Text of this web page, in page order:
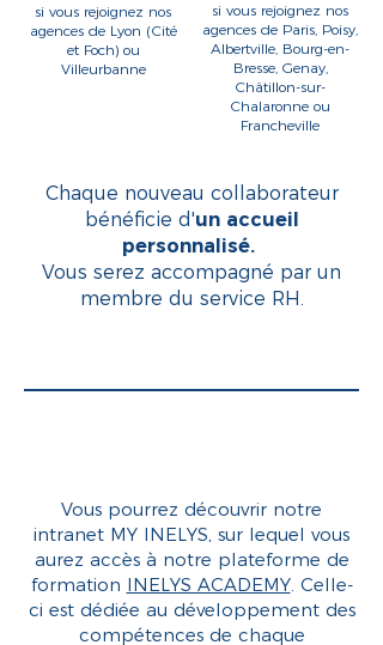
si vous rejoignez nos
agences de Lyon (Cité
et Foch) ou
Villeurbanne
si vous rejoignez nos
agences de Paris, Poisy,
Albertville, Bourg-en-
Bresse, Genay,
Châtillon-sur-
Chalaronne ou
Francheville
Chaque nouveau collaborateur
bénéficie d'un accueil
personnalisé.
Vous serez accompagné par un
membre du service RH.
Vous pourrez découvrir notre
intranet MY INELYS, sur lequel vous
aurez accès à notre plateforme de
formation INELYS ACADEMY. Celle-
ci est dédiée au développement des
compétences de chaque